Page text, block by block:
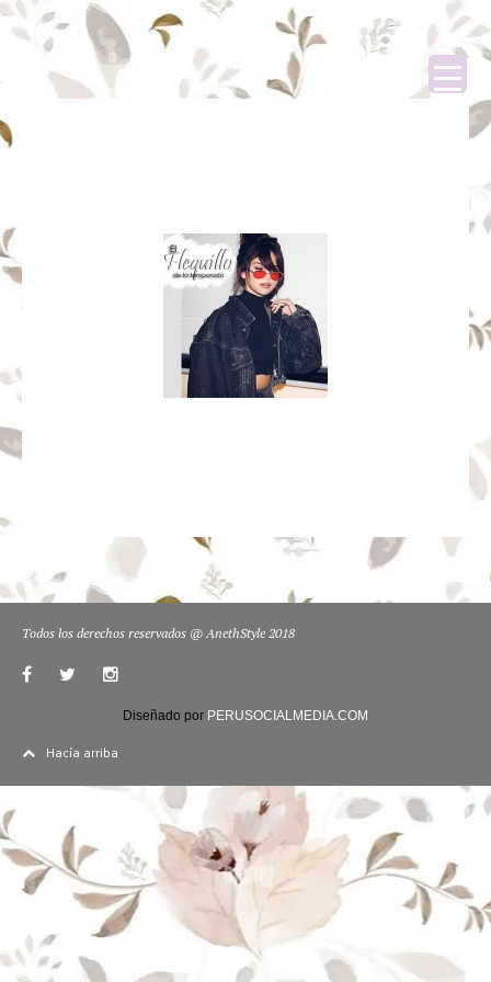
Todos los derechos reservados @ AnethStyle 2018
Diseñado por PERUSOCIALMEDIA.COM
Hacía arriba